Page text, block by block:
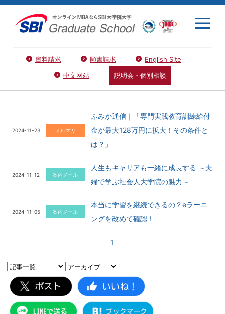
資料請求 願書請求
English Site
中文网站
説明会・個別相談
2024-11-23 メルマガ
ふみか通信｜「専門実践教育訓練給付
金が最大128万円に拡大！その条件と
は？」
2024-11-12 案内メール
人生もキャリアも一緒に成長する ～夫
婦で学ぶ社会人大学院の魅力～
2024-11-05 案内メール
本当に学習を継続できるの？eラーニ
ングを改めて確認！
1